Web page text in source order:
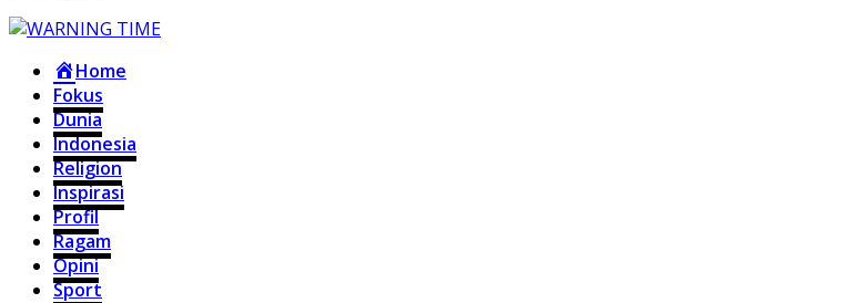
Home
Fokus
Dunia
Indonesia
Religion
Inspirasi
Profil
Ragam
Opini
Sport